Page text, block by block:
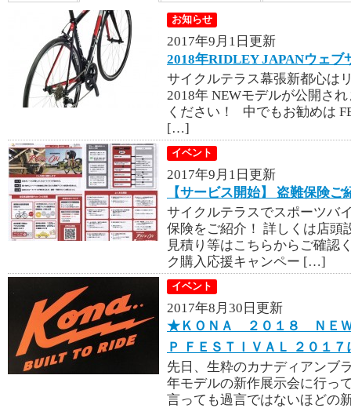
お知らせ
2017年9月1日更新
2018年RIDLEY JAPANウェブ
サイクルテラス幕張新都心は
2018年 NEWモデルが公開さ
ください！ 中でもお勧めは
[…]
イベント
2017年9月1日更新
【サービス開始】 盗難保険ご
サイクルテラスでスポーツバ
保険をご紹介！ 詳しくは店頭
見積り等はこちらからご確認
ク購入応援キャンペー […]
イベント
2017年8月30日更新
★ＫＯＮＡ ２０１８ ＮＥ
Ｐ ＦＥＳＴＩＶＡＬ ２０１
先日、生粋のカナディアンブ
年モデルの新作展示会に行
言っても過言ではないほどの